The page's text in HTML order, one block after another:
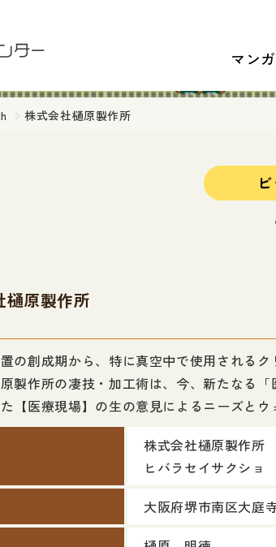
マン
株式会社樋原製作所
樋原製作所
の創成期から、特に真空中で使用される
製作所の凄技・加工術は、今、新たなる「
【医療現場】の生の意見によるニーズと
株式会社樋原製作所
ヒバラセイサクショ
大阪府堺市南区大庭